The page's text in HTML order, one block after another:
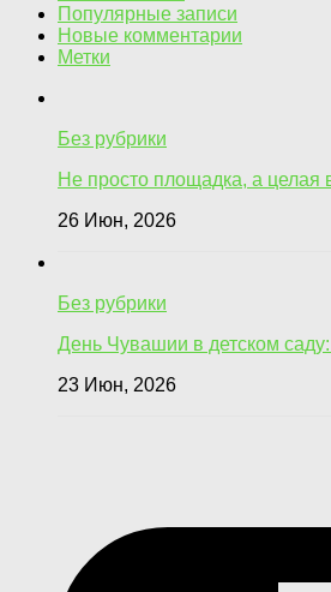
Популярные записи
Новые комментарии
Метки
Без рубрики
Не просто площадка, а
26 Июн, 2026
Без рубрики
День Чувашии в детском
23 Июн, 2026